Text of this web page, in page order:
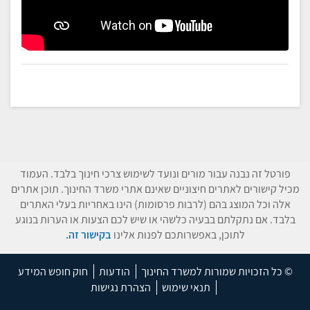
פורטל זה נבנה עבור מורים ונועד לשימוש צרכי חינוך בלבד. העמוד
מכיל קישורים לאתרים חיצוניים שאינם אתרי משרד החינוך. תוכן אתרים
אלה וכל המוצג בהם (לרבות פרסומות) הינו באחריות בעלי האתרים
בלבד. אם נתקלתם בבעיה כלשהי או שיש לכם הצעות או הערות בנוגע
לתוכן, באפשרותכם לפנות אלינו בקישור זה.
© כל הזכויות שמורות למשרד החינוך הודעות
חוק חופש המידע
תנאי שימוש
הצהרת נגישות